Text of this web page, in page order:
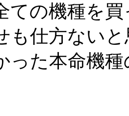
ての機種を
も仕方ない
った本命機